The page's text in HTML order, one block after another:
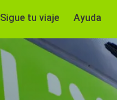
Sigue tu viaje Ayuda